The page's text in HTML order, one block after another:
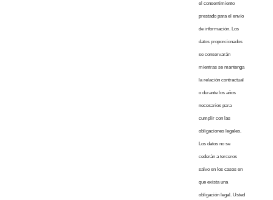
el consentimiento
prestado para el envío
de información. Los
datos proporcionados
se conservarán
mientras se mantenga
la relación contractual
o durante los años
necesarios para
cumplir con las
obligaciones legales.
Los datos no se
cederán a terceros
salvo en los casos en
que exista una
obligación legal. Usted